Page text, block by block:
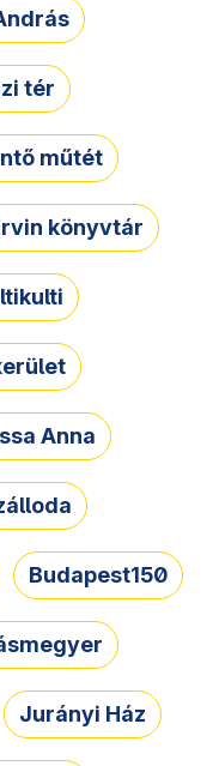
tér
műtét
könyvtár
Anna
Budapest150
Jurányi Ház